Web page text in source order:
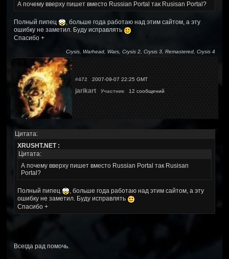
А почему вверху пишет вместо Russian Portal так Rusisan Portal?
Полный пипец
, больше года работаю над этим сайтом, а эту
ошибку не заметил. Буду исправлять
Спасибо +
Crysis, Warhead, Wars, Crysis 2, Crysis 3, Remastered, Crysis 4
#472 2007-09-07 22:25 GMT
jarikart Участник 12 сообщений
Цитата:
XRUSHT.NET :
Цитата:
А почему вверху пишет вместо Russian Portal так Rusisan
Portal?
Полный пипец
, больше года работаю над этим сайтом, а эту
ошибку не заметил. Буду исправлять
Спасибо +
Всегда рад помочь.